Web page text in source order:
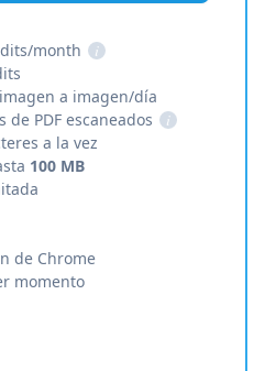
month
i
a imagen/día
PDF escaneados
i
a la vez
100 MB
de Chrome
momento